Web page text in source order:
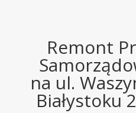
Remont
na ul.
Białystoku